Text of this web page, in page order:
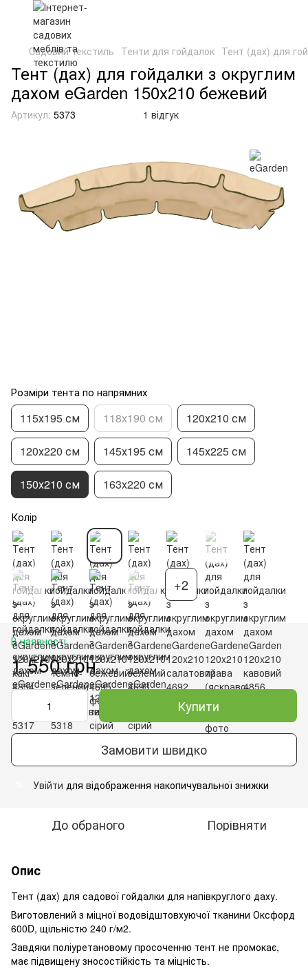
Садовий текстиль Тенти для гойдалок Тент (дах) для
Тент (дах) для гойдалки з округлим
дахом eGarden 150x210 бежевий
Артикул: 5373 1 відгук
Розміри тента по напрямних
115х195 см 118x190 см 120х210 см
120х220 см 145х195 см 145х225 см
150х210 см 163x220 см
Колір
+2
В наявності
1 550 грн
Купити
Замовити швидко
Увійти для відображення накопичувальної знижки
До обраного Порівняти
Опис
Тент (дах) для садової гойдалки для напівкруглого даху.
Виготовлений з міцної водовідштовхуючої тканини Оксфорд
600D, щільністю 240 г/м2.
Завдяки поліуретановому просоченню тент не промокає,
має підвищену зносостійкість та міцність.